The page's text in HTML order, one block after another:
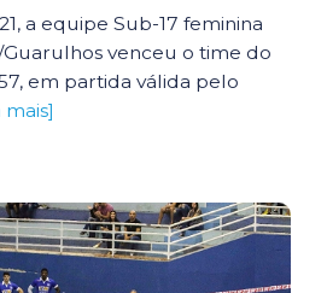
a equipe Sub-17 feminina
venceu o time do
em partida válida pelo
mais]